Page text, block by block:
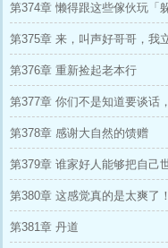
第374章 懒得跟这些傢伙玩「
第375章 来，叫声好哥哥，我
第376章 重新捡起老本行
第377章 你们不是知道要谈话
第378章 感谢大自然的馈赠
第379章 谁家好人能够把自己
第380章 这感觉真的是太爽了！
第381章 丹道